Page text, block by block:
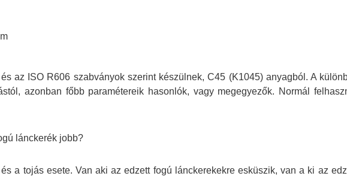
az ISO R606 szabványok szerint készülnek, C45 (K1045) anyagból. A
azonban főbb paramétereik hasonlók, vagy megegyezők. Normál
lánckerék jobb?
a tojás esete. Van aki az edzett fogú lánckerekekre esküszik, van a ki az